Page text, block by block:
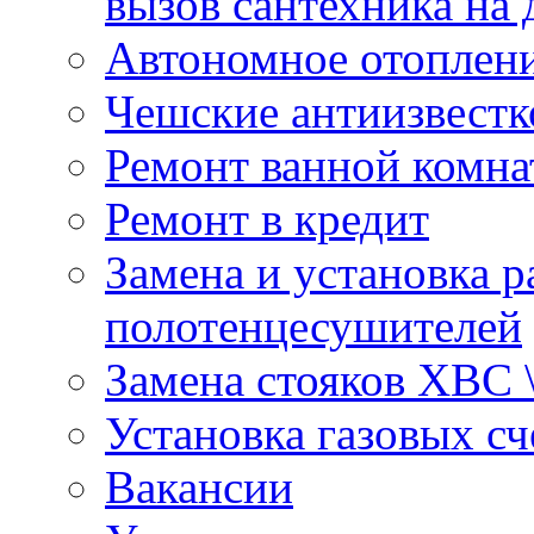
Автономное
Чешские
Ремонт ванной
Ремонт в кредит
Замена и установка
полотенцесушителей
Замена стояков
Установка газовых
Вакансии